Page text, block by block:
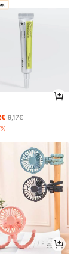
9,17€